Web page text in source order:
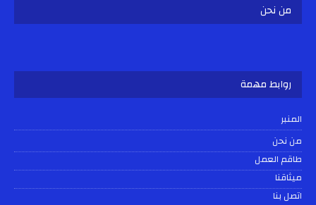
من نحن
روابط مهمة
المنبر
من نحن
طاقم العمل
ميثاقنا
اتصل بنا